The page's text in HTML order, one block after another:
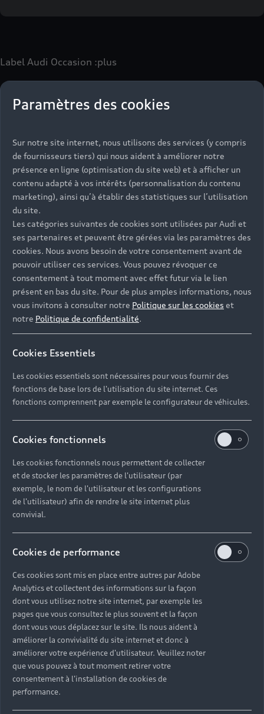
Label Audi Occasion :plus
Le label Audi Occasion:plusvous permet d’acquérir un
véhicules neufs :
- Jusqu'à 130 points de contrôle spécifiques à chaque
motorisation
- Garantie jusqu’à 24 mois et kilométrage illimité
- Assistance 24/7 en France et en Europe
Découvrez également toutes nos offres d’entretien
partir de 19€/mois
Les réponses à vos
questions
Découvrez les réponses à vos diverses questions
immédiatement disponibles avec Audi.
Découvrez toutes les catégories d’Audi d’occasion
Découvrez les déclinaisons sportives S et RS
Trouvez votre Partenaire Audi près de chez vous
Trouvez votre Audi d’occasion par modèle et par
ville
Paramètres des cookies
Sur notre site internet, nous utilisons des services (y compris
de fournisseurs tiers) qui nous aident à améliorer notre
présence en ligne (optimisation du site web) et à afficher un
contenu adapté à vos intérêts (personnalisation du contenu
marketing), ainsi qu’à établir des statistiques sur l’utilisation
du site.
Les catégories suivantes de cookies sont utilisées par Audi et
ses partenaires et peuvent être gérées via les paramètres des
cookies. Nous avons besoin de votre consentement avant de
pouvoir utiliser ces services. Vous pouvez révoquer ce
consentement à tout moment avec effet futur via le lien
présent en bas du site. Pour de plus amples informations, nous
vous invitons à consulter notre Politique sur les cookies et
notre Politique de confidentialité.
Cookies Essentiels
Les cookies essentiels sont nécessaires pour vous fournir des
fonctions de base lors de l'utilisation du site internet. Ces
fonctions comprennent par exemple le configurateur de véhicules.
Cookies fonctionnels
Les cookies fonctionnels nous permettent de collecter
et de stocker les paramètres de l'utilisateur (par
exemple, le nom de l'utilisateur et les configurations
de l'utilisateur) afin de rendre le site internet plus
convivial.
Cookies de performance
Ces cookies sont mis en place entre autres par Adobe
Analytics et collectent des informations sur la façon
dont vous utilisez notre site internet, par exemple les
pages que vous consultez le plus souvent et la façon
dont vous vous déplacez sur le site. Ils nous aident à
améliorer la convivialité du site internet et donc à
améliorer votre expérience d'utilisateur. Veuillez noter
que vous pouvez à tout moment retirer votre
consentement à l'installation de cookies de
performance.